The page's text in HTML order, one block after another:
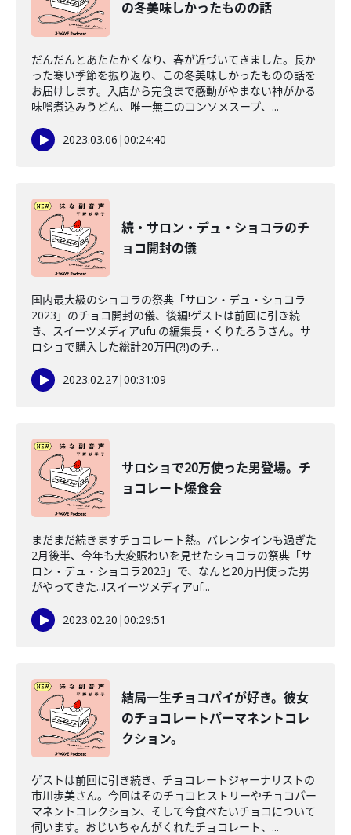
の冬美味しかったものの話
だんだんとあたたかくなり、春が近づいてきました。長か
った寒い季節を振り返り、この冬美味しかったものの話を
お届けします。入店から完食まで感動がやまない神がかる
味噌煮込みうどん、唯一無二のコンソメスープ、...
2023.03.06 |00:24:40
続・サロン・デュ・ショコラのチ
ョコ開封の儀
国内最大級のショコラの祭典「サロン・デュ・ショコラ
2023」のチョコ開封の儀、後編!ゲストは前回に引き続
き、スイーツメディアufu.の編集長・くりたろうさん。サ
ロショで購入した総計20万円(?!)のチ...
2023.02.27|00:31:09
サロショで20万使った男登場。チ
ョコレート爆食会
まだまだ続きますチョコレート熱。バレンタインも過ぎた
2月後半、今年も大変賑わいを見せたショコラの祭典「サ
ロン・デュ・ショコラ2023」で、なんと20万円使った男
がやってきた...!スイーツメディアuf...
2023.02.20 |00:29:51
結局一生チョコパイが好き。彼女
のチョコレートパーマネントコレ
クション。
ゲストは前回に引き続き、チョコレートジャーナリストの
市川歩美さん。今回はそのチョコヒストリーやチョコパー
マネントコレクション、そして今食べたいチョコについて
伺います。おじいちゃんがくれたチョコレート、...